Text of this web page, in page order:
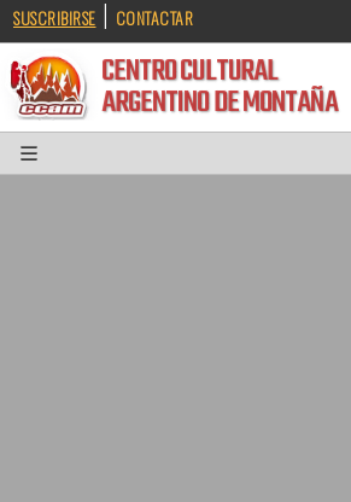
SUSCRIBIRSE | CONTACTAR
CENTRO CULTURAL
ARGENTINO DE MONTAÑA